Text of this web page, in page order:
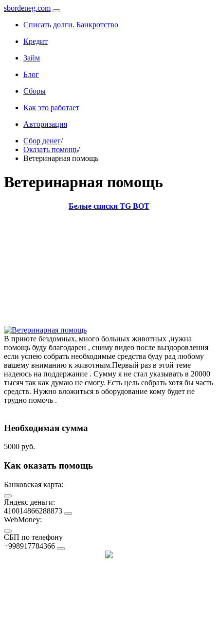
sbordeneg.com
Списать долги. Банкротство
Кредит
Займ
Блог
Сборы
Как это работает
Авторизация
Сбор денег/
Оказать помощь/
Ветеринарная помощь
Ветеринарная помощь
Белые списки TG BOT
В приюте бездомных, много больных животных ,нужна
помощь буду благодарен , сниму видео после выздоровления
если успею собрать необходимые средства буду рад любому
вашему вниманию к животным.Первый раз в этой теме
надеюсь на поддержание . Сумму я не стал указывать в 20000
тысяч так как думаю не смогу. Есть цель собрать хотя бы часть
средств. Нужно вложиться в оборудование кому будет не
трудно помочь .
Необходимая сумма
5000 руб.
Как оказать помощь
Банковская карта:
Яндекс деньги:
410014866288873
WebMoney:
СБП по телефону
+998917784366